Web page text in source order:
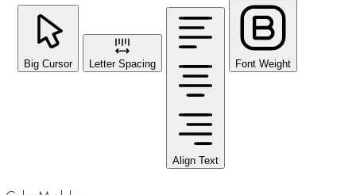
Big Cursor Letter Spacing
Align Text
Font Weight